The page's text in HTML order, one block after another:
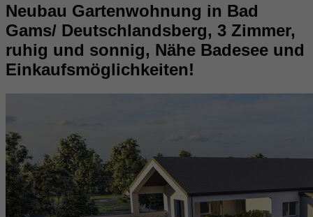
Neubau Gartenwohnung in Bad
Gams/ Deutschlandsberg, 3 Zimmer,
ruhig und sonnig, Nähe Badesee und
Einkaufsmöglichkeiten!